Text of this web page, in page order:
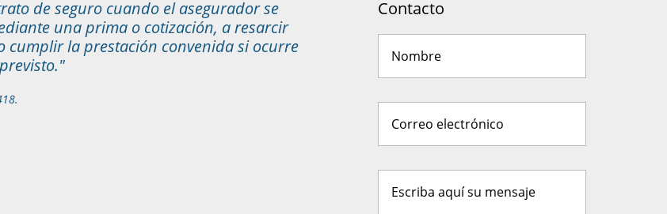
de seguro cuando el asegurador se
una prima o cotización, a resarcir
cumplir la prestación convenida si ocurre
Contacto